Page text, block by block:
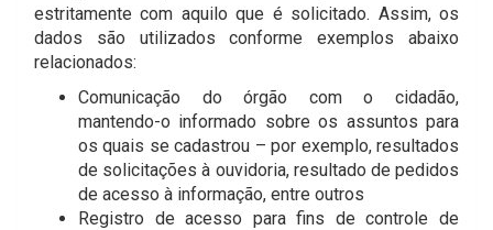
estritamente com aquilo que é solicitado. Assim, os
dados são utilizados conforme exemplos abaixo
relacionados:
Comunicação do órgão com o cidadão,
mantendo-o informado sobre os assuntos para
os quais se cadastrou – por exemplo, resultados
de solicitações à ouvidoria, resultado de pedidos
de acesso à informação, entre outros
Registro de acesso para fins de controle de